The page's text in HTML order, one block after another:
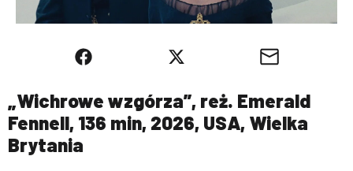
„Wichrowe wzgórza”, reż. Emerald
Fennell, 136 min, 2026, USA, Wielka
Brytania